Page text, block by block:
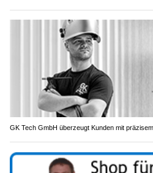
GK Tech GmbH überzeugt Kunden mit